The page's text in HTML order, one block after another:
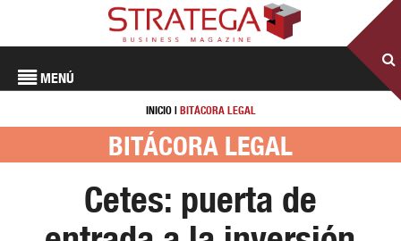
MENÚ
INICIO| BITÁCORA LEGAL
BITÁCORA LEGAL
Cetes: puerta de